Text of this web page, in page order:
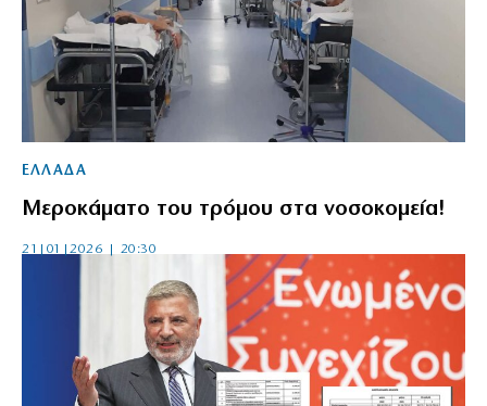
ΕΛΛΑΔΑ
Μεροκάματο του τρόμου στα νοσοκομεία!
21|01|2026 | 20:30